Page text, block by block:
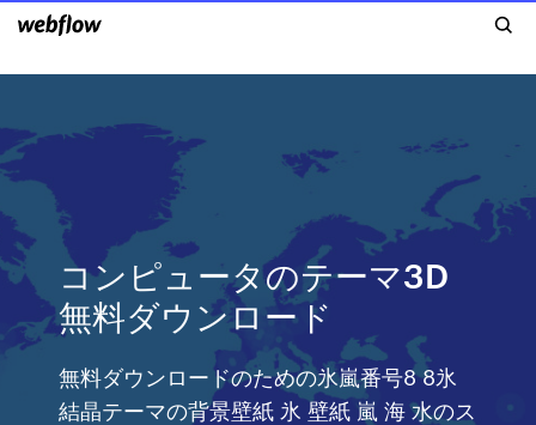
コンピュータのテーマ3D
無料ダウンロード
無料ダウンロードのための氷嵐番号8 8氷
結晶テーマの背景壁紙 氷 壁紙 嵐 海 水のス